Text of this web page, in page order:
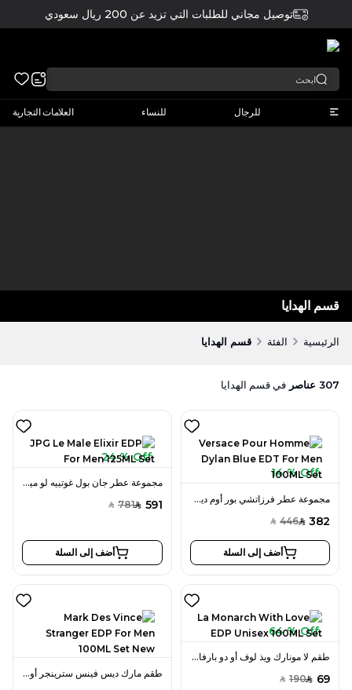
توصيل مجاني للطلبات التي تزيد عن 200 ريال سعودي
للرجال للنساء العلامات التجارية
قسم الهدايا
الرئيسية الفئة قسم الهدايا
307 عناصر في قسم الهدايا
14 % Off
مجموعة عطر فرزاتشي بور أوم ديلان بلو أو دو تواليت 100 مل للرجال
SAR 382
SAR 446
أضف إلى السلة
24 % Off
مجموعة عطر جان بول غوتييه لو ميل إكسير أو دو بارفان 125 مل للرجال
SAR 591
SAR 781
أضف إلى السلة
64 % Off
طقم لا مونارك ويذ لوف أو دو بارفان 100 مل للجنسين
SAR 69
SAR 190
طقم مارك ديس فينس سترينجر أو دو بارفان 100 مل للرجال جديد